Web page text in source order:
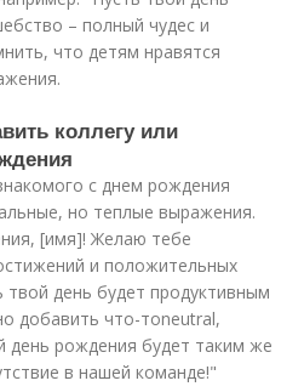
– полный чудес и
что детям нравятся
коллегу или
с днем рождения
но теплые выражения.
[имя]! Желаю тебе
и положительных
твой день будет продуктивным
добавить что-тоneutral,
день рождения будет таким же
в нашей команде!"